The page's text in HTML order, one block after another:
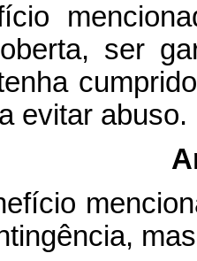
ser
evitar abuso.